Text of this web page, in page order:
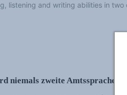
listening and writing abilities in two
niemals zweite Amtssprache